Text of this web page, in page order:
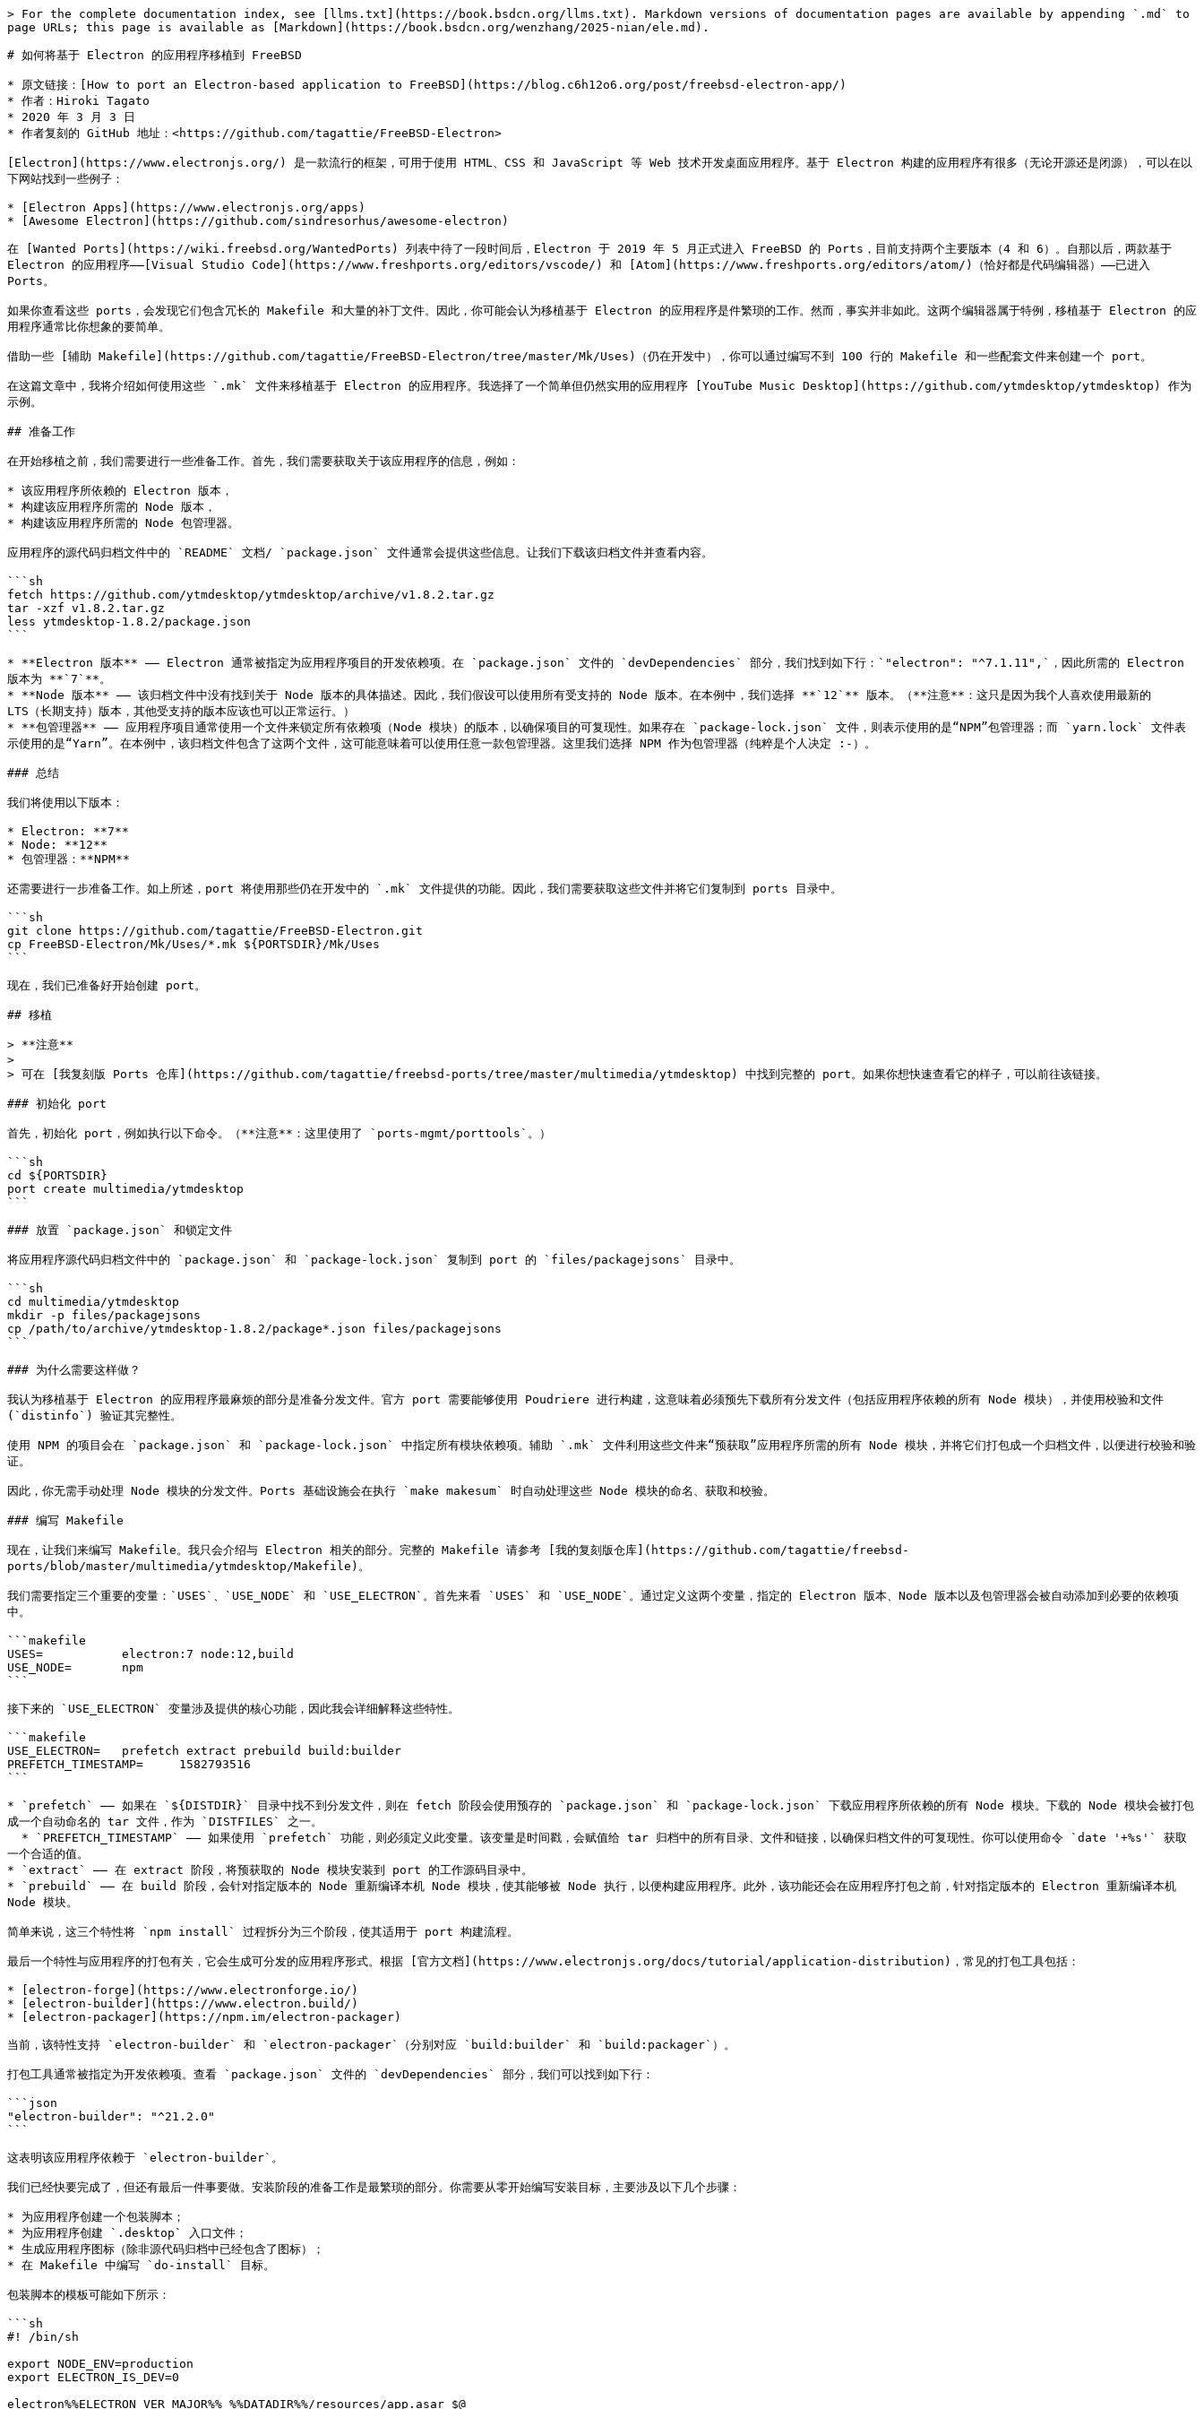
> For the complete documentation index, see [llms.txt](https://book.bsdcn.org/llms.txt). Markdown versions of documentation pages are available by appending `.md` to
page URLs; this page is available as [Markdown](https://book.bsdcn.org/wenzhang/2025-nian/ele.md).
# 如何将基于 Electron 的应用程序移植到 FreeBSD
* 原文链接：[How to port an Electron-based application to FreeBSD](https://blog.c6h12o6.org/post/freebsd-electron-app/)
* 作者：Hiroki Tagato
* 2020 年 3 月 3 日
* 作者复刻的 GitHub 地址：<https://github.com/tagattie/FreeBSD-Electron>
[Electron](https://www.electronjs.org/) 是一款流行的框架，可用于使用 HTML、CSS 和 JavaScript 等 Web 技术开发桌面应用程序。基于 Electron 构建的应用程序有很多（无论开源还是闭源），可以在以
下网站找到一些例子：
* [Electron Apps](https://www.electronjs.org/apps)
* [Awesome Electron](https://github.com/sindresorhus/awesome-electron)
在 [Wanted Ports](https://wiki.freebsd.org/WantedPorts) 列表中待了一段时间后，Electron 于 2019 年 5 月正式进入 FreeBSD 的 Ports，目前支持两个主要版本（4 和 6）。自那以后，两款基于
Electron 的应用程序——[Visual Studio Code](https://www.freshports.org/editors/vscode/) 和 [Atom](https://www.freshports.org/editors/atom/)（恰好都是代码编辑器）——已进入
Ports。
如果你查看这些 ports，会发现它们包含冗长的 Makefile 和大量的补丁文件。因此，你可能会认为移植基于 Electron 的应用程序是件繁琐的工作。然而，事实并非如此。这两个编辑器属于特例，移植基于 Electron 的应
用程序通常比你想象的要简单。
借助一些 [辅助 Makefile](https://github.com/tagattie/FreeBSD-Electron/tree/master/Mk/Uses)（仍在开发中），你可以通过编写不到 100 行的 Makefile 和一些配套文件来创建一个 port。
在这篇文章中，我将介绍如何使用这些 `.mk` 文件来移植基于 Electron 的应用程序。我选择了一个简单但仍然实用的应用程序 [YouTube Music Desktop](https://github.com/ytmdesktop/ytmdesktop) 作为
示例。
## 准备工作
在开始移植之前，我们需要进行一些准备工作。首先，我们需要获取关于该应用程序的信息，例如：
* 该应用程序所依赖的 Electron 版本，
* 构建该应用程序所需的 Node 版本，
* 构建该应用程序所需的 Node 包管理器。
应用程序的源代码归档文件中的 `README` 文档/ `package.json` 文件通常会提供这些信息。让我们下载该归档文件并查看内容。
```sh
fetch https://github.com/ytmdesktop/ytmdesktop/archive/v1.8.2.tar.gz
tar -xzf v1.8.2.tar.gz
less ytmdesktop-1.8.2/package.json
```
* **Electron 版本** —— Electron 通常被指定为应用程序项目的开发依赖项。在 `package.json` 文件的 `devDependencies` 部分，我们找到如下行：`"electron": "^7.1.11",`，因此所需的 Electron
版本为 **`7`**。
* **Node 版本** —— 该归档文件中没有找到关于 Node 版本的具体描述。因此，我们假设可以使用所有受支持的 Node 版本。在本例中，我们选择 **`12`** 版本。（**注意**：这只是因为我个人喜欢使用最新的
LTS（长期支持）版本，其他受支持的版本应该也可以正常运行。）
* **包管理器** —— 应用程序项目通常使用一个文件来锁定所有依赖项（Node 模块）的版本，以确保项目的可复现性。如果存在 `package-lock.json` 文件，则表示使用的是“NPM”包管理器；而 `yarn.lock` 文件表
示使用的是“Yarn”。在本例中，该归档文件包含了这两个文件，这可能意味着可以使用任意一款包管理器。这里我们选择 NPM 作为包管理器（纯粹是个人决定 :-）。
### 总结
我们将使用以下版本：
* Electron: **7**
* Node: **12**
* 包管理器：**NPM**
还需要进行一步准备工作。如上所述，port 将使用那些仍在开发中的 `.mk` 文件提供的功能。因此，我们需要获取这些文件并将它们复制到 ports 目录中。
```sh
git clone https://github.com/tagattie/FreeBSD-Electron.git
cp FreeBSD-Electron/Mk/Uses/*.mk ${PORTSDIR}/Mk/Uses
```
现在，我们已准备好开始创建 port。
## 移植
> **注意**
>
> 可在 [我复刻版 Ports 仓库](https://github.com/tagattie/freebsd-ports/tree/master/multimedia/ytmdesktop) 中找到完整的 port。如果你想快速查看它的样子，可以前往该链接。
### 初始化 port
首先，初始化 port，例如执行以下命令。（**注意**：这里使用了 `ports-mgmt/porttools`。）
```sh
cd ${PORTSDIR}
port create multimedia/ytmdesktop
```
### 放置 `package.json` 和锁定文件
将应用程序源代码归档文件中的 `package.json` 和 `package-lock.json` 复制到 port 的 `files/packagejsons` 目录中。
```sh
cd multimedia/ytmdesktop
mkdir -p files/packagejsons
cp /path/to/archive/ytmdesktop-1.8.2/package*.json files/packagejsons
```
### 为什么需要这样做？
我认为移植基于 Electron 的应用程序最麻烦的部分是准备分发文件。官方 port 需要能够使用 Poudriere 进行构建，这意味着必须预先下载所有分发文件（包括应用程序依赖的所有 Node 模块），并使用校验和文件
(`distinfo`) 验证其完整性。
使用 NPM 的项目会在 `package.json` 和 `package-lock.json` 中指定所有模块依赖项。辅助 `.mk` 文件利用这些文件来“预获取”应用程序所需的所有 Node 模块，并将它们打包成一个归档文件，以便进行校验和验
证。
因此，你无需手动处理 Node 模块的分发文件。Ports 基础设施会在执行 `make makesum` 时自动处理这些 Node 模块的命名、获取和校验。
### 编写 Makefile
现在，让我们来编写 Makefile。我只会介绍与 Electron 相关的部分。完整的 Makefile 请参考 [我的复刻版仓库](https://github.com/tagattie/freebsd-
ports/blob/master/multimedia/ytmdesktop/Makefile)。
我们需要指定三个重要的变量：`USES`、`USE_NODE` 和 `USE_ELECTRON`。首先来看 `USES` 和 `USE_NODE`。通过定义这两个变量，指定的 Electron 版本、Node 版本以及包管理器会被自动添加到必要的依赖项
中。
```makefile
USES=           electron:7 node:12,build
USE_NODE=       npm
```
接下来的 `USE_ELECTRON` 变量涉及提供的核心功能，因此我会详细解释这些特性。
```makefile
USE_ELECTRON=   prefetch extract prebuild build:builder
PREFETCH_TIMESTAMP=     1582793516
```
* `prefetch` —— 如果在 `${DISTDIR}` 目录中找不到分发文件，则在 fetch 阶段会使用预存的 `package.json` 和 `package-lock.json` 下载应用程序所依赖的所有 Node 模块。下载的 Node 模块会被打包
成一个自动命名的 tar 文件，作为 `DISTFILES` 之一。
一个合适的值。
* `extract` —— 在 extract 阶段，将预获取的 Node 模块安装到 port 的工作源码目录中。
* `prebuild` —— 在 build 阶段，会针对指定版本的 Node 重新编译本机 Node 模块，使其能够被 Node 执行，以便构建应用程序。此外，该功能还会在应用程序打包之前，针对指定版本的 Electron 重新编译本机
Node 模块。
简单来说，这三个特性将 `npm install` 过程拆分为三个阶段，使其适用于 port 构建流程。
最后一个特性与应用程序的打包有关，它会生成可分发的应用程序形式。根据 [官方文档](https://www.electronjs.org/docs/tutorial/application-distribution)，常见的打包工具包括：
* [electron-forge](https://www.electronforge.io/)
* [electron-builder](https://www.electron.build/)
* [electron-packager](https://npm.im/electron-packager)
当前，该特性支持 `electron-builder` 和 `electron-packager`（分别对应 `build:builder` 和 `build:packager`）。
打包工具通常被指定为开发依赖项。查看 `package.json` 文件的 `devDependencies` 部分，我们可以找到如下行：
```json
"electron-builder": "^21.2.0"
```
这表明该应用程序依赖于 `electron-builder`。
我们已经快要完成了，但还有最后一件事要做。安装阶段的准备工作是最繁琐的部分。你需要从零开始编写安装目标，主要涉及以下几个步骤：
* 为应用程序创建一个包装脚本；
* 为应用程序创建 `.desktop` 入口文件；
* 生成应用程序图标（除非源代码归档中已经包含了图标）；
* 在 Makefile 中编写 `do-install` 目标。
包装脚本的模板可能如下所示：
```sh
#! /bin/sh
export NODE_ENV=production
export ELECTRON_IS_DEV=0
electron%%ELECTRON_VER_MAJOR%% %%DATADIR%%/resources/app.asar $@